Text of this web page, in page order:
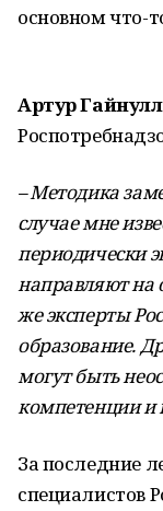
основном что-
Артур
– Методика
случае мне
периодически
направляют на
же эксперты
образование.
могут быть
компетенции и
За последние
специалистов